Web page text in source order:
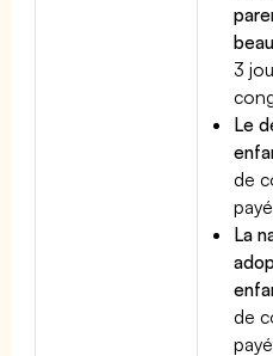
3
Le
de
La
de